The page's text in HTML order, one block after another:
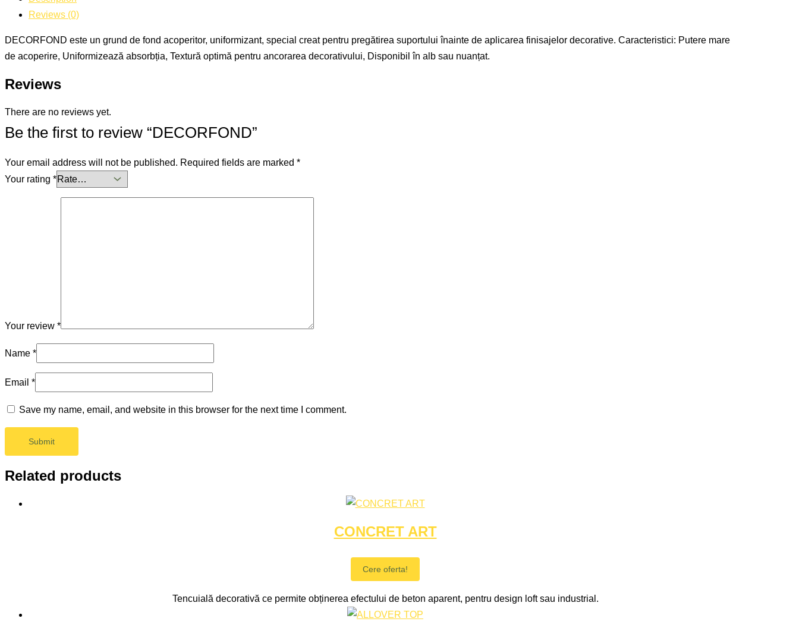
Reviews (0)
DECORFOND este un grund de fond acoperitor, uniformizant, special creat pentru pregătirea suportului înainte de aplicarea finisajelor decorative. Caracteristici: Putere mare
de acoperire, Uniformizează absorbția, Textură optimă pentru ancorarea decorativului, Disponibil în alb sau nuanțat.
Reviews
There are no reviews yet.
Be the first to review “DECORFOND”
Your email address will not be published. Required fields are marked *
Your rating *
Your review *
Name *
Email *
Save my name, email, and website in this browser for the next time I comment.
Related products
CONCRET ART
Cere oferta!
Tencuială decorativă ce permite obținerea efectului de beton aparent, pentru design loft sau industrial.